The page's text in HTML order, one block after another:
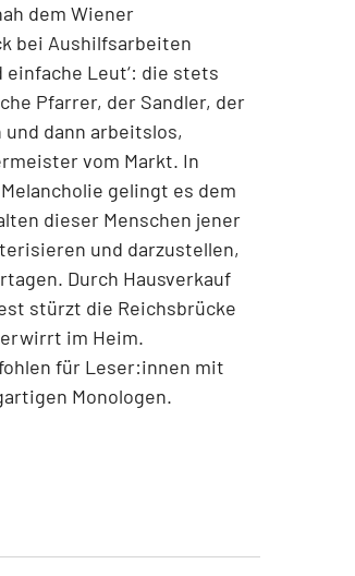
dem Wiener
bei Aushilfsarbeiten
Leut‘: die stets
Pfarrer, der Sandler, der
dann arbeitslos,
vom Markt. In
gelingt es dem
dieser Menschen jener
und darzustellen,
Durch Hausverkauf
stürzt die Reichsbrücke
im Heim.
für Leser:innen mit
Monologen.